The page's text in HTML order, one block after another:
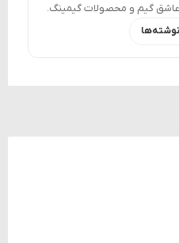
عاشق گیم و محصولات گیمینگ.